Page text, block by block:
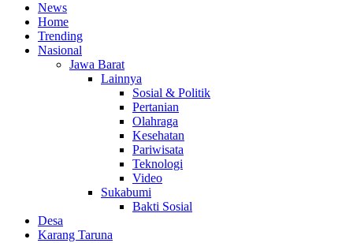
News
Home
Trending
Nasional
Jawa Barat
Lainnya
Sosial & Politik
Pertanian
Olahraga
Kesehatan
Pariwisata
Teknologi
Video
Sukabumi
Bakti Sosial
Desa
Karang Taruna